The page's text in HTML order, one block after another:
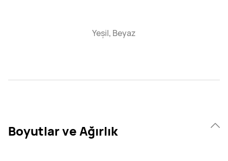
Yeşil, Beyaz
Boyutlar ve Ağırlık